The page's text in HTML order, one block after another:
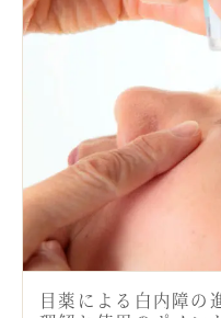
目薬による白内障の